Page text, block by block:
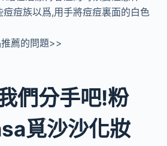
痘痘族以爲,用手將痘痘裏面的白色
薦的問題>>
們分手吧!粉
覓沙沙化妝